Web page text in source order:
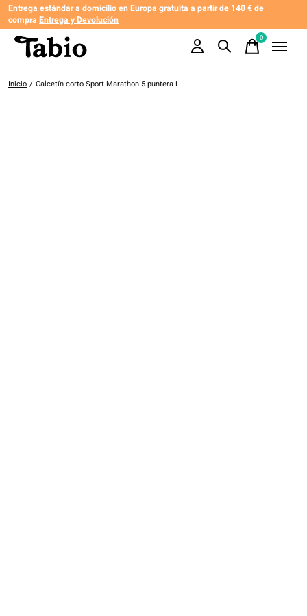
Entrega estándar a domicilio en Europa gratuita a partir de 140 € de
compra Entrega y Devolución
0items
Inicio / Calcetín corto Sport Marathon 5 puntera L